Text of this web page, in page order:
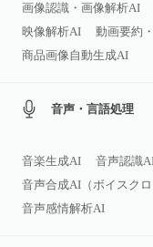
画像認識・画像解析AI
映像解析AI
動画要約
商品画像自動生成AI
音声・言語処理
音楽生成AI 音声認識
音声合成AI（ボイスクロ
音声感情解析AI